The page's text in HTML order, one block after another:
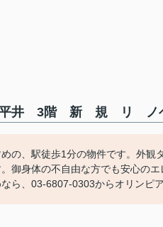
平井 3階 新 規 リ ノベ
の、駅徒歩1分の物件です。外
御身体の不自由な方でも安心の
ら、03-6807-0303からオリンピ